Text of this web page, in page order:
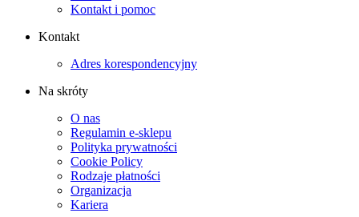
Kontakt i pomoc
Kontakt
Adres korespondencyjny
Na skróty
O nas
Regulamin e-sklepu
Polityka prywatności
Cookie Policy
Rodzaje płatności
Organizacja
Kariera